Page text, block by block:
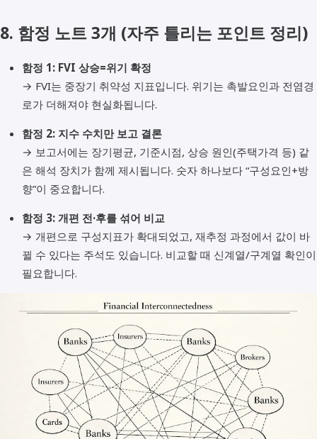
8. 함정 노트 3개 (자주 틀리는 포인트 정리)
함정 1: FVI 상승=위기 확정
→ FVI는 중장기 취약성 지표입니다. 위기는 촉발요인과 전염경
로가 더해져야 현실화됩니다.
함정 2: 지수 수치만 보고 결론
→ 보고서에는 장기평균, 기준시점, 상승 원인(주택가격 등) 같
은 해석 장치가 함께 제시됩니다. 숫자 하나보다 “구성요인+방
향”이 중요합니다.
함정 3: 개편 전·후를 섞어 비교
→ 개편으로 구성지표가 확대되었고, 재추정 과정에서 값이 바
뀔 수 있다는 주석도 있습니다. 비교할 때 신계열/구계열 확인이
필요합니다.